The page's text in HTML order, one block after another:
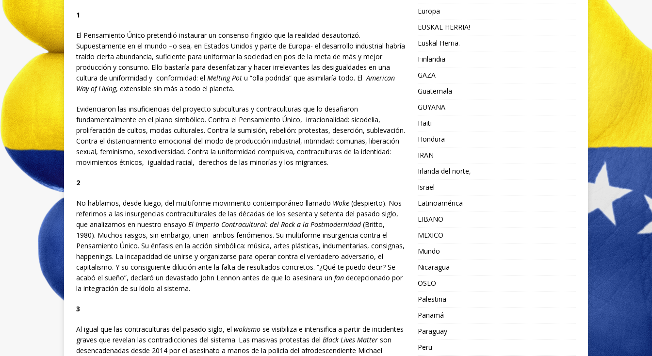
1
El Pensamiento Único pretendió instaurar un consenso fingido que la realidad desautorizó.
Supuestamente en el mundo –o sea, en Estados Unidos y parte de Europa- el desarrollo industrial habría
traído cierta abundancia, suficiente para uniformar la sociedad en pos de la meta de más y mejor
producción y consumo. Ello bastaría para desenfatizar y hacer irrelevantes las desigualdades en una
cultura de uniformidad y conformidad: el Melting Pot u “olla podrida” que asimilaría todo. ElAmerican
Way of Living, extensible sin más a todo el planeta.
Evidenciaron las insuficiencias del proyecto subculturas y contraculturas que lo desafiaron
fundamentalmente en el plano simbólico. Contra el Pensamiento Único, irracionalidad: sicodelia,
proliferación de cultos, modas culturales. Contra la sumisión, rebelión: protestas, deserción, sublevación.
Contra el distanciamiento emocional del modo de producción industrial, intimidad: comunas, liberación
sexual, feminismo, sexodiversidad. Contra la uniformidad compulsiva, contraculturas de la identidad:
movimientos étnicos, igualdad racial, derechos de las minorías y los migrantes.
2
No hablamos, desde luego, del multiforme movimiento contemporáneo llamado Woke (despierto). Nos
referimos a las insurgencias contraculturales de las décadas de los sesenta y setenta del pasado siglo,
que analizamos en nuestro ensayo El Imperio Contracultural: del Rock a la Postmodernidad(Britto,
1980). Muchos rasgos, sin embargo, unen ambos fenómenos. Su multiforme insurgencia contra el
Pensamiento Único. Su énfasis en la acción simbólica: música, artes plásticas, indumentarias, consignas,
happenings. La incapacidad de unirse y organizarse para operar contra el verdadero adversario, el
capitalismo. Y su consiguiente dilución ante la falta de resultados concretos. “¿Qué te puedo decir? Se
acabó el sueño”, declaró un devastado John Lennon antes de que lo asesinara un fan decepcionado por
la integración de su ídolo al sistema.
3
Al igual que las contraculturas del pasado siglo, el wokismo se visibiliza e intensifica a partir de incidentes
graves que revelan las contradicciones del sistema. Las masivas protestas del Black Lives Matter son
desencadenadas desde 2014 por el asesinato a manos de la policía del afrodescendiente Michael
Europa
EUSKAL HERRIA!
Euskal Herria.
Finlandia
GAZA
Guatemala
GUYANA
Haiti
Hondura
IRAN
Irlanda del norte,
Israel
Latinoamérica
LIBANO
MEXICO
Mundo
Nicaragua
OSLO
Palestina
Panamá
Paraguay
Peru